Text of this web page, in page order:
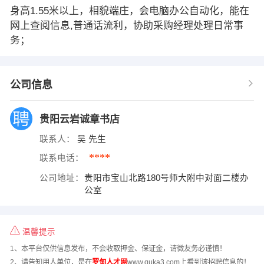
身高1.55米以上，相貌端庄，会电脑办公自动化，能在
网上查阅信息,普通话流利，协助采购经理处理日常事
务；
公司信息
贵阳云岩诚章书店
联系人： 吴 先生
联系电话： ****
公司地址：
贵阳市宝山北路180号师大附中对面二楼办
公室
温馨提示
1、本平台仅供信息发布，不会收取押金、保证金，请微友务必谨慎！
2、请告知用人单位，是在罗甸人才网www.quka3.com上看到该招聘信息的！